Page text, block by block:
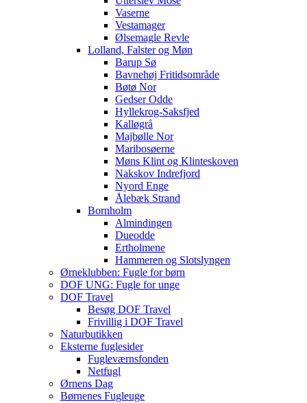
Vaserne
Vestamager
Ølsemagle Revle
Lolland, Falster og Møn
Barup Sø
Bavnehøj Fritidsområde
Bøtø Nor
Gedser Odde
Hyllekrog-Saksfjed
Kalløgrå
Majbølle Nor
Maribosøerne
Møns Klint og Klinteskoven
Nakskov Indrefjord
Nyord Enge
Ålebæk Strand
Bornholm
Almindingen
Dueodde
Ertholmene
Hammeren og Slotslyngen
Ørneklubben: Fugle for børn
DOF UNG: Fugle for unge
DOF Travel
Besøg DOF Travel
Frivillig i DOF Travel
Naturbutikken
Eksterne fuglesider
Fugleværnsfonden
Netfugl
Ørnens Dag
Børnenes Fugleuge